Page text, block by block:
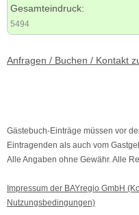
Gesamteindruck:
5494
Anfragen / Buchen / Kontakt
Gästebuch-Einträge müssen vor
Eintragenden als auch vom
Alle Angaben ohne Gewähr. Alle
Impressum der BAYregio GmbH
Nutzungsbedingungen)